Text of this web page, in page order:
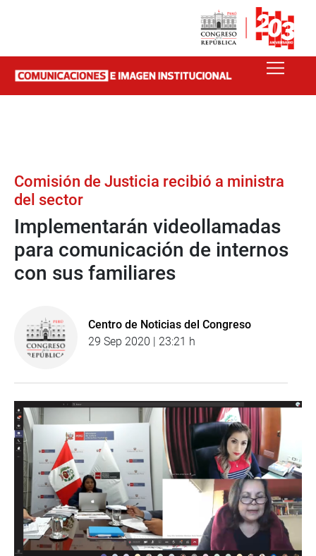
Comisión de Justicia recibió a ministra
del sector
Implementarán videollamadas
para comunicación de internos
con sus familiares
Centro de Noticias del Congreso
29 Sep 2020 | 23:21 h